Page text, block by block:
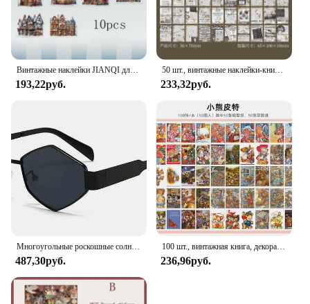
193,22руб.
50 шт., винтажные наклейки-книжки
233,32руб.
487,30руб.
100 шт., винтажная книга, декоративный Дневник для скрапбукинга своими руками
236,96руб.